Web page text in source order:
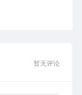
暂无评论